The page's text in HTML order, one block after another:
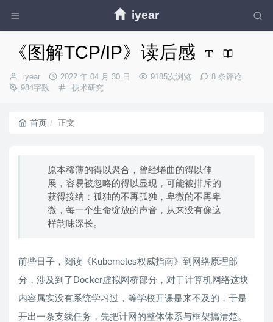
iyear
《图解TCP/IP》读后感
博
主：
iyear
发
布
2022 年 04 月 30 日 9185次浏览
8 条评论
984字数
分
技术研究
首页 正文
原本稀薄的得以聚合，曾经蜷曲的得以伸
展，容易被忽略的得以显现，可能被排斥的
获得接纳：孤独的不再孤独，卑微的不再卑
微，每一个生命绽放的声音，从来没有像这
样韵味深长。
前些日子，阅读《Kubernetes权威指南》到网络原理部
分，涉及到了Docker虚拟网桥部分，对于计算机网络这块
内容属实没有系统学习过，等学校开课是来不及的，于是
开出一条支线任务，先把计网的整体体系与框架搞清楚。